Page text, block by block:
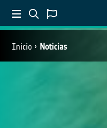
Inicio Noticias